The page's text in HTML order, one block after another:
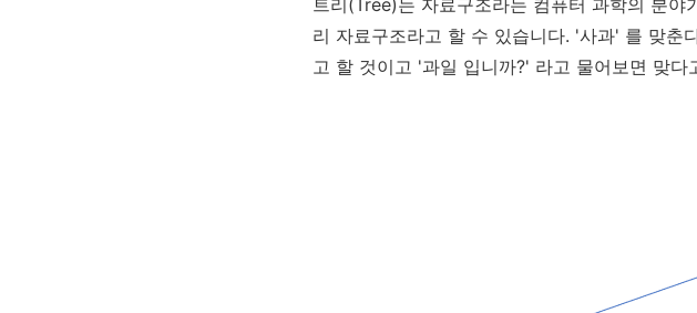
트리(Tree)는 자료구조라는 컴퓨터 과학의 분
리 자료구조라고 할 수 있습니다. '사과' 를 맞춘
고 할 것이고 '과일 입니까?' 라고 물어보면 맞다